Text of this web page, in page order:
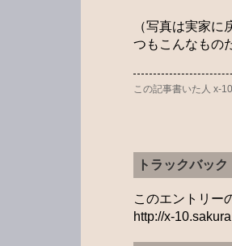
（写真は実家
つもこんなもの
この記事書いた人 x-
トラックバック
このエントリー
http://x-